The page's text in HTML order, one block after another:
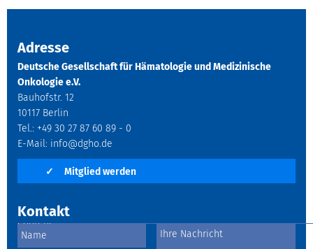
Adresse
Deutsche Gesellschaft für Hämatologie und Medizinische
Onkologie e.V.
Bauhofstr. 12
10117 Berlin
Tel.: +49 30 27 87 60 89 - 0
E-Mail: info@dgho.de
✓ Mitglied werden
Kontakt